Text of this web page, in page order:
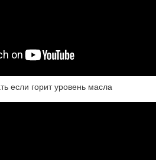
если горит уровень масла